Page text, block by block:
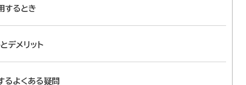
するとき
デメリット
るよくある疑問